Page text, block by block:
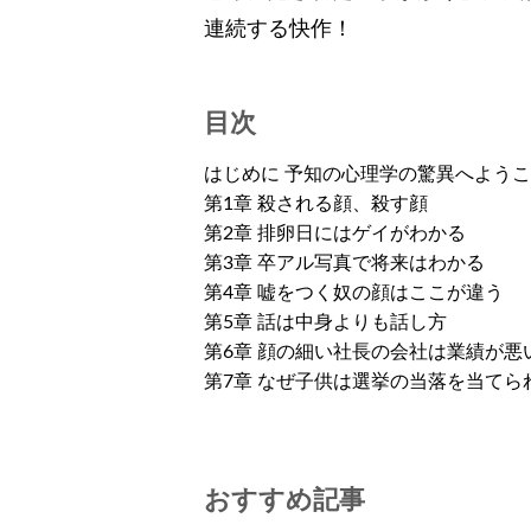
連続する快作！
目次
はじめに 予知の心理学の驚異へよう
第1章 殺される顔、殺す顔
第2章 排卵日にはゲイがわかる
第3章 卒アル写真で将来はわかる
第4章 嘘をつく奴の顔はここが違う
第5章 話は中身よりも話し方
第6章 顔の細い社長の会社は業績が悪
第7章 なぜ子供は選挙の当落を当てら
おすすめ記事